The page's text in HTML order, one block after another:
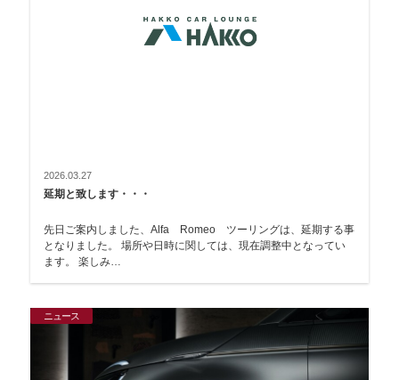
2026.03.27
延期と致します・・・
先日ご案内しました、Alfa Romeo ツーリングは、延期する事
となりました。 場所や日時に関しては、現在調整中となってい
ます。 楽しみ…
ニュース